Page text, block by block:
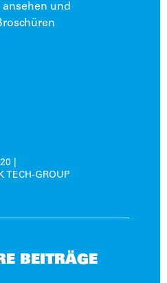
ansehen und
TECH-GROUP
BEITRÄGE